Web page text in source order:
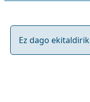
Ez dago ekitaldirik